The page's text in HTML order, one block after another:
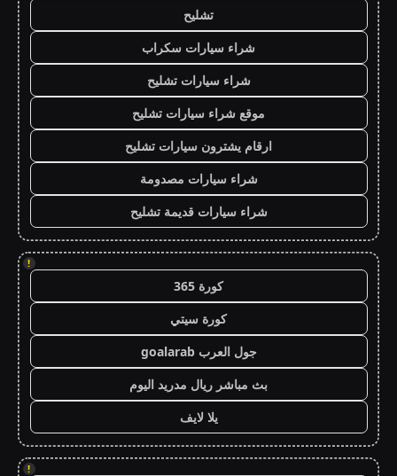
تشليح
شراء سيارات سكراب
شراء سيارات تشليح
موقع شراء سيارات تشليح
ارقام يشترون سيارات تشليح
شراء سيارات مصدومة
شراء سيارات قديمة تشليح
!
كورة 365
كورة سيتي
جول العرب goalarab
بث مباشر ريال مدريد اليوم
يلا لايف
!